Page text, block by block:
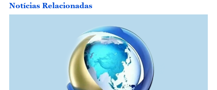
Notícias Relacionadas